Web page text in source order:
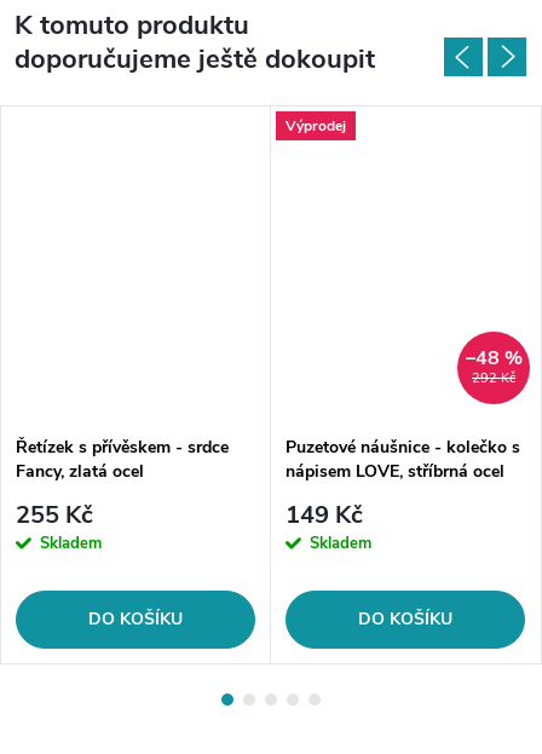
K tomuto produktu
doporučujeme ještě dokoupit
Řetízek s přívěskem - srdce
Fancy, zlatá ocel
255 Kč
Skladem
DO KOŠÍKU
Výprodej
292 Kč
–48 %
Puzetové náušnice - kolečko s
nápisem LOVE, stříbrná ocel
149 Kč
Skladem
DO KOŠÍKU